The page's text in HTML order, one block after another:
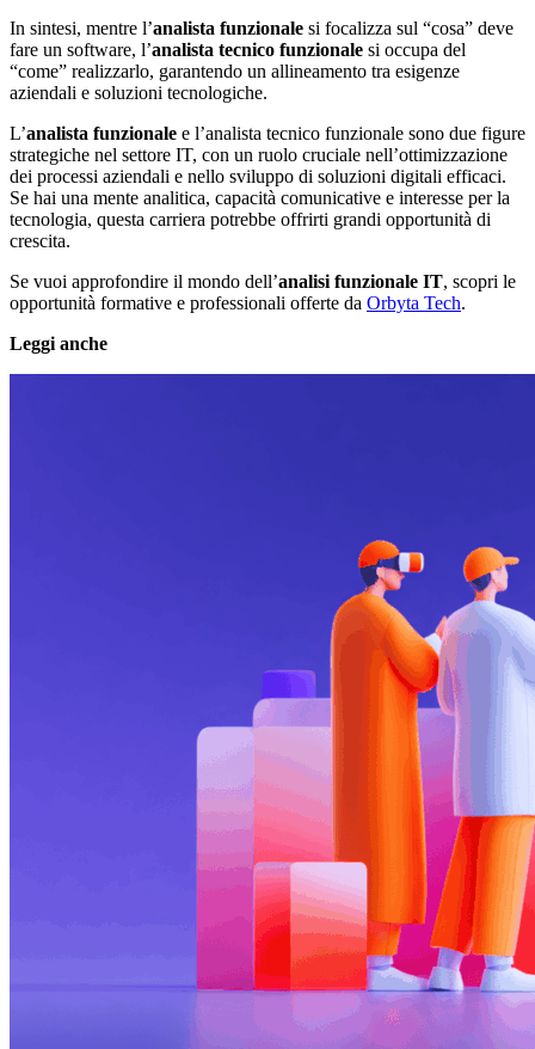
In sintesi, mentre l’analista funzionale si focalizza sul “cosa” deve
fare un software, l’analista tecnico funzionale si occupa del
“come” realizzarlo, garantendo un allineamento tra esigenze
aziendali e soluzioni tecnologiche.
L’analista funzionale e l’analista tecnico funzionale sono due figure
strategiche nel settore IT, con un ruolo cruciale nell’ottimizzazione
dei processi aziendali e nello sviluppo di soluzioni digitali efficaci.
Se hai una mente analitica, capacità comunicative e interesse per la
tecnologia, questa carriera potrebbe offrirti grandi opportunità di
crescita.
Se vuoi approfondire il mondo dell’analisi funzionale IT, scopri le
opportunità formative e professionali offerte da Orbyta Tech.
Leggi anche